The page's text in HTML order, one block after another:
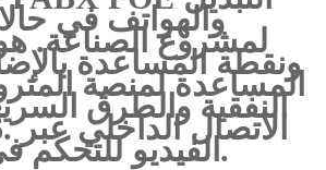
والهواتف في
لمشروع الصناعة.
ونقطة المساعدة
المساعدة لمنصة
النفقية والطرق
الفيديو للتحكم في الملحقات.